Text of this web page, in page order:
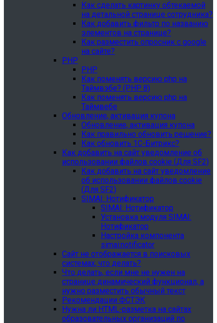
Как сделать картинку обтекаемой
на детальной странице сотрудника?
Как добавить фильтр по названию
элементов на странице?
Как разместить опросник с google
на сайте?
PHP
PHP
Как поменять версию php на
Таймвэбе? (PHP 8)
Как поменять версию php на
Таймвебе
Обновление, активация купона
Обновление, активация купона
Как правильно обновить решение?
Как обновить 1С-Битрикс?
Как добавить на сайт уведомление об
использовании файлов cookie (Для SF2)
Как добавить на сайт уведомление
об использовании файлов cookie
(Для SF2)
SIMAI: Нотификатор
SIMAI: Нотификатор
Установка модуля SIMAI:
Нотификатор
Настройка компонента
simai:notificator
Сайт не отображается в поисковых
системах, что делать?
Что делать, если мне не нужен на
странице динамический функционал, а
нужно разместить обычный текст
Рекомендации ФСТЭК
Нужна ли HTML-разметка на сайтах
образовательных организаций по